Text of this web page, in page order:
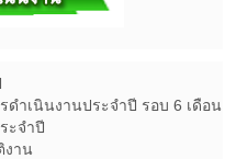
ดำเนินงานประจำปี รอบ 6 เดือน
ะจำปี
งาน